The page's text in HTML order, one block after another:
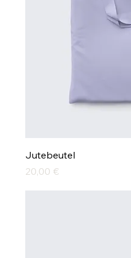
Jutebeutel
Preis
20,00 €